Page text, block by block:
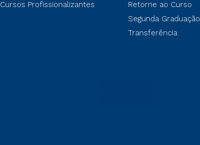
Cursos Profissionalizantes
Retorne ao Curso
Segunda Graduação
Transferência